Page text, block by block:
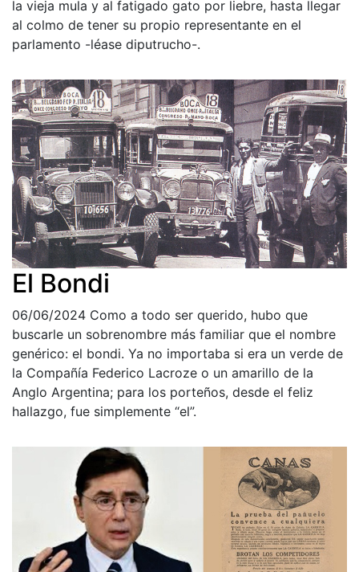
la vieja mula y al fatigado gato por liebre, hasta llegar
al colmo de tener su propio representante en el
parlamento -léase diputrucho-.
El Bondi
06/06/2024 Como a todo ser querido, hubo que
buscarle un sobrenombre más familiar que el nombre
genérico: el bondi. Ya no importaba si era un verde de
la Compañía Federico Lacroze o un amarillo de la
Anglo Argentina; para los porteños, desde el feliz
hallazgo, fue simplemente “el”.